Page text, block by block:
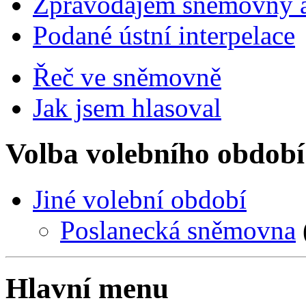
Podané ústní interpelace
Řeč ve sněmovně
Jak jsem hlasoval
Volba volebního období
Jiné volební období
Poslanecká sněmovna
Hlavní menu